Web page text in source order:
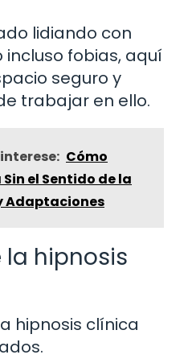
lidiando con
fobias, aquí
seguro y
trabajar en ello.
Cómo
el Sentido de la
Adaptaciones
la hipnosis
hipnosis clínica